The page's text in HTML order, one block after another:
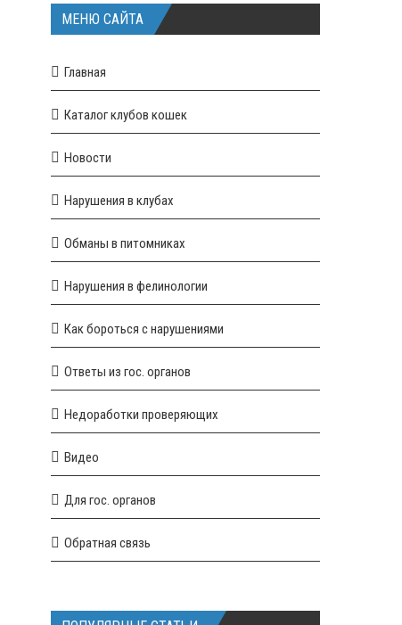
МЕНЮ САЙТА
Главная
Каталог клубов кошек
Новости
Нарушения в клубах
Обманы в питомниках
Нарушения в фелинологии
Как бороться с нарушениями
Ответы из гос. органов
Недоработки проверяющих
Видео
Для гос. органов
Обратная связь